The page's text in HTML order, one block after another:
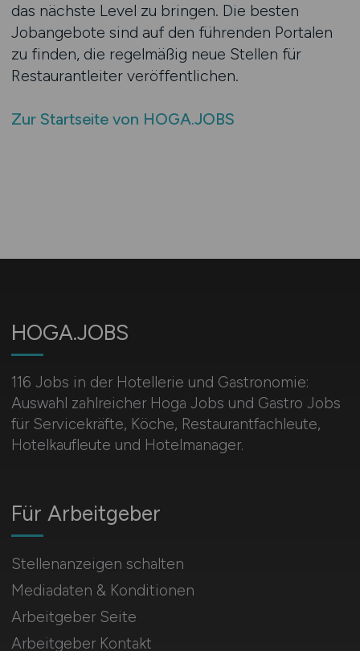
das nächste Level zu bringen. Die besten
Jobangebote sind auf den führenden Portalen
zu finden, die regelmäßig neue Stellen für
Restaurantleiter veröffentlichen.
Zur Startseite von HOGA.JOBS
HOGA.JOBS
116 Jobs in der Hotellerie und Gastronomie:
Auswahl zahlreicher Hoga Jobs und Gastro Jobs
für Servicekräfte, Köche, Restaurantfachleute,
Hotelkaufleute und Hotelmanager.
Für Arbeitgeber
Stellenanzeigen schalten
Mediadaten & Konditionen
Arbeitgeber Seite
Arbeitgeber Kontakt